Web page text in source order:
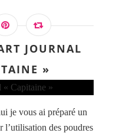
JOURNAL
»
je vous ai préparé un
l’utilisation des poudres